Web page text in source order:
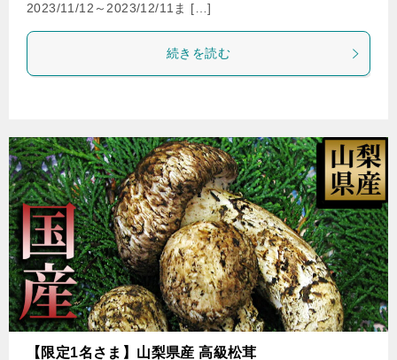
2023/11/12～2023/12/11ま […]
続きを読む
【限定1名さま】山梨県産 高級松茸